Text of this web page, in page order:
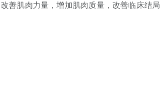
善肌肉力量，增加肌肉质量，改善临床结局